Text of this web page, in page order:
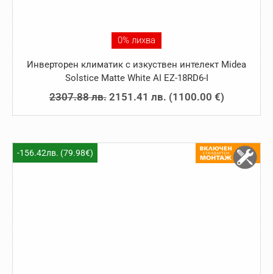
0% лихва
Инверторен климатик с изкуствен интелект Midea
Solstice Matte White AI EZ-18RD6-I
2307.88лв. Original
price
2151.41 лв.Текущата
цена
2151.41 лв..
(1100.00 €)
-156.42лв. (79.98€)